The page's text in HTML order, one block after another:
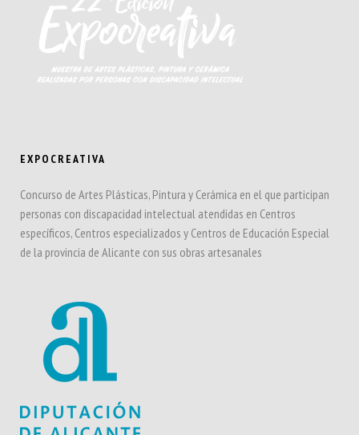
EXPOCREATIVA
Concurso de Artes Plásticas, Pintura y Cerámica en el que participan
personas con discapacidad intelectual atendidas en Centros
específicos, Centros especializados y Centros de Educación Especial
de la provincia de Alicante con sus obras artesanales